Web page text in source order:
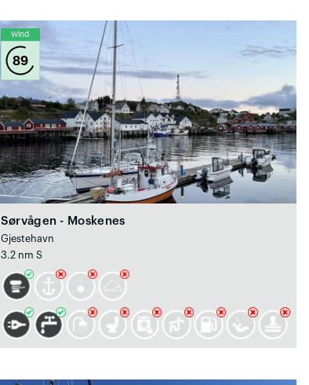
Wind
89
Sørvågen - Moskenes
Gjestehavn
3.2 nm S